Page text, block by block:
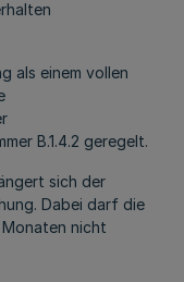
als einem vollen
B.1.4.2 geregelt.
sich der
Dabei darf die
nicht